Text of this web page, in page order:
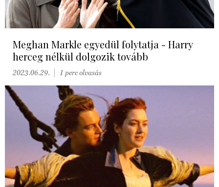
Meghan Markle egyedül folytatja - Harry
herceg nélkül dolgozik tovább
2023.06.29. 1 perc olvasás